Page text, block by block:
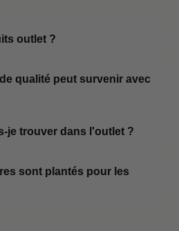
outlet ?
qualité peut survenir avec
je trouver dans l'outlet ?
sont plantés pour les